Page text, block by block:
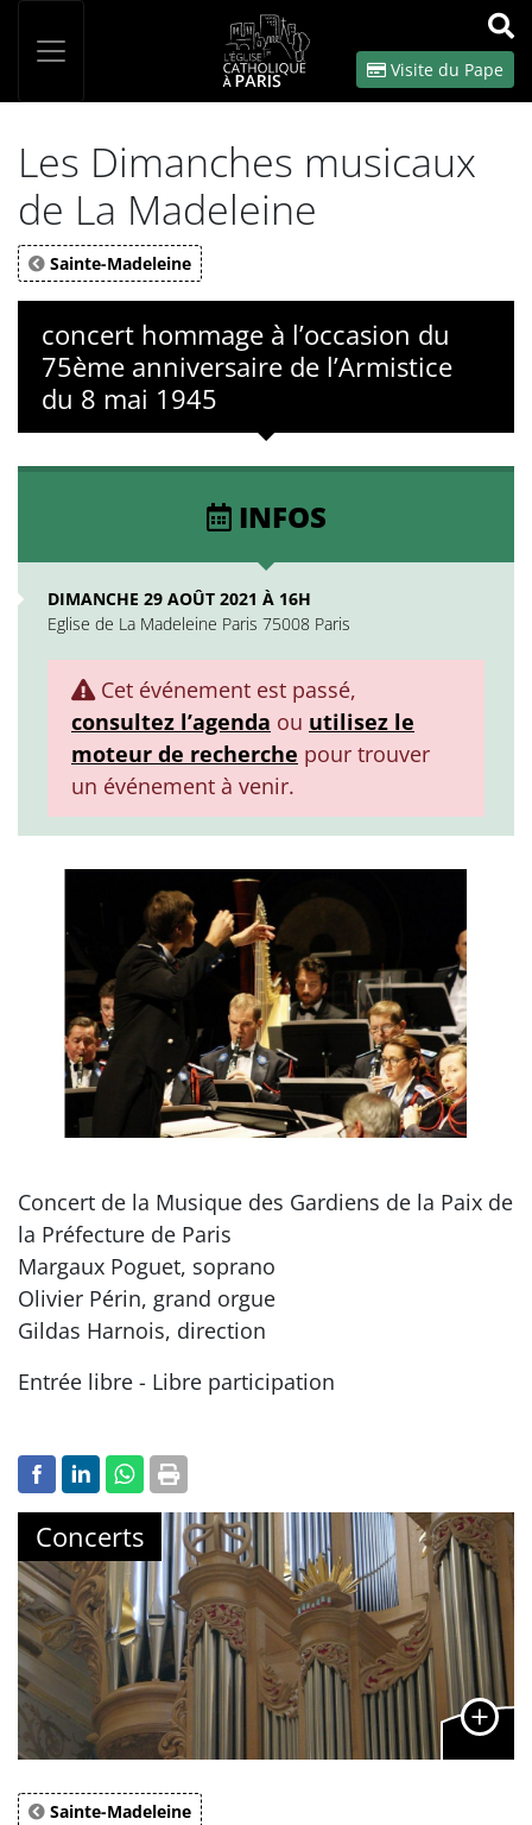
OK
Visite du Pape
Les Dimanches musicaux
de La Madeleine
Sainte-Madeleine
concert hommage à l’occasion du
75ème anniversaire de l’Armistice
du 8 mai 1945
INFOS
DIMANCHE 29 AOÛT 2021 À 16H
Eglise de La Madeleine Paris 75008 Paris
Cet événement est passé,
consultez l’agenda ou utilisez le
moteur de recherche pour trouver
un événement à venir.
Concert de la Musique des Gardiens de la Paix de
la Préfecture de Paris
Margaux Poguet, soprano
Olivier Périn, grand orgue
Gildas Harnois, direction
Entrée libre - Libre participation
Concerts
Sainte-Madeleine
Panneau de gestion des cookies